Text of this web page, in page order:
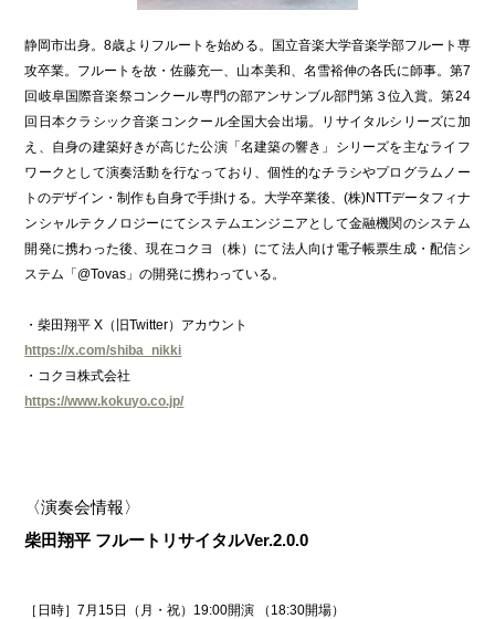
静岡市出身。8歳よりフルートを始める。国立音楽大学音楽学部フルート専
攻卒業。フルートを故・佐藤充一、山本美和、名雪裕伸の各氏に師事。第7
回岐阜国際音楽祭コンクール専門の部アンサンブル部門第３位入賞。第24
回日本クラシック音楽コンクール全国大会出場。リサイタルシリーズに加
え、自身の建築好きが高じた公演「名建築の響き」シリーズを主なライフ
ワークとして演奏活動を行なっており、個性的なチラシやプログラムノー
トのデザイン・制作も自身で手掛ける。大学卒業後、(株)NTTデータフィナ
ンシャルテクノロジーにてシステムエンジニアとして金融機関のシステム
開発に携わった後、現在コクヨ（株）にて法人向け電子帳票生成・配信シ
ステム「@Tovas」の開発に携わっている。
・柴田翔平 X（旧Twitter）アカウント
https://x.com/shiba_nikki
・コクヨ株式会社
https://www.kokuyo.co.jp/
〈演奏会情報〉
柴田翔平 フルートリサイタルVer.2.0.0
［日時］7月15日（月・祝）19:00開演 （18:30開場）